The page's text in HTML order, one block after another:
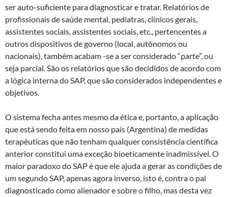
ser auto-suficiente para diagnosticar e tratar. Relatórios de
profissionais de saúde mental, pediatras, clínicos gerais,
assistentes sociais, assistentes sociais, etc., pertencentes a
outros dispositivos de governo (local, autônomos ou
nacionais), também acabam -se a ser considerado “parte”, ou
seja parcial. São os relatórios que são decididos de acordo com
a lógica interna do SAP, que são considerados independentes e
objetivos.
O sistema fecha antes mesmo da ética e, portanto, a aplicação
que está sendo feita em nosso país (Argentina) de medidas
terapêuticas que não tenham qualquer consistência científica
anterior constitui uma exceção bioeticamente inadmissível. O
maior paradoxo do SAP é que ele ajuda a gerar as condições de
um segundo SAP, apenas agora inverso, isto é, contra o pai
diagnosticado como alienador e sobre o filho, mas desta vez